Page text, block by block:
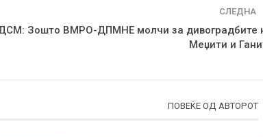
СЛЕДНА
Зошто ВМРО-ДПМНЕ молчи за дивоградбите
Меџити и
ПОВЕЌЕ ОД АВТОРОТ